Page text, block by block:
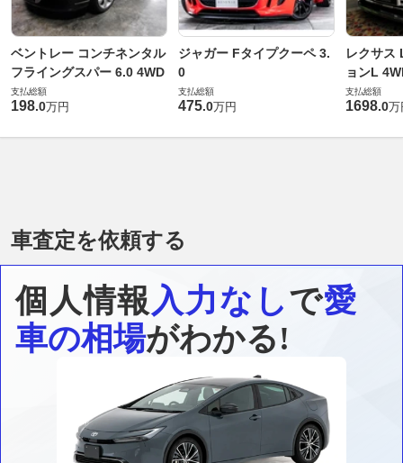
ベントレー コンチネンタル
フライングスパー 6.0 4WD
支払総額
198.0万円
ジャガー Fタイプクーペ 3.
0
支払総額
475.0万円
レクサス
ョンL
支払総額
1698.0万
車査定を依頼する
個人情報入力なしで愛
車の相場がわかる!